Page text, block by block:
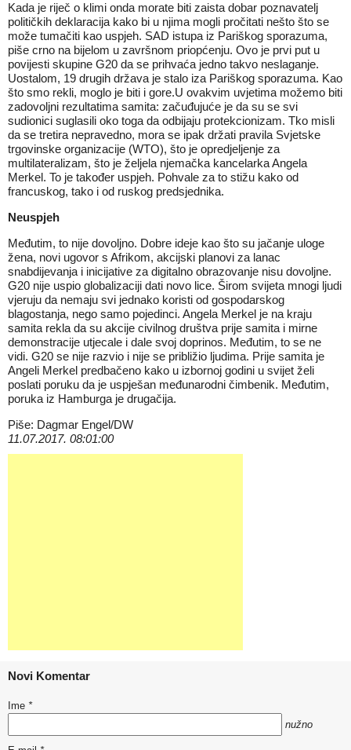
Kada je riječ o klimi onda morate biti zaista dobar poznavatelj
političkih deklaracija kako bi u njima mogli pročitati nešto što se
može tumačiti kao uspjeh. SAD istupa iz Pariškog sporazuma,
piše crno na bijelom u završnom priopćenju. Ovo je prvi put u
povijesti skupine G20 da se prihvaća jedno takvo neslaganje.
Uostalom, 19 drugih država je stalo iza Pariškog sporazuma. Kao
što smo rekli, moglo je biti i gore.U ovakvim uvjetima možemo biti
zadovoljni rezultatima samita: začuđujuće je da su se svi
sudionici suglasili oko toga da odbijaju protekcionizam. Tko misli
da se tretira nepravedno, mora se ipak držati pravila Svjetske
trgovinske organizacije (WTO), što je opredjeljenje za
multilateralizam, što je željela njemačka kancelarka Angela
Merkel. To je također uspjeh. Pohvale za to stižu kako od
francuskog, tako i od ruskog predsjednika.
Neuspjeh
Međutim, to nije dovoljno. Dobre ideje kao što su jačanje uloge
žena, novi ugovor s Afrikom, akcijski planovi za lanac
snabdijevanja i inicijative za digitalno obrazovanje nisu dovoljne.
G20 nije uspio globalizaciji dati novo lice. Širom svijeta mnogi ljudi
vjeruju da nemaju svi jednako koristi od gospodarskog
blagostanja, nego samo pojedinci. Angela Merkel je na kraju
samita rekla da su akcije civilnog društva prije samita i mirne
demonstracije utjecale i dale svoj doprinos. Međutim, to se ne
vidi. G20 se nije razvio i nije se približio ljudima. Prije samita je
Angeli Merkel predbačeno kako u izbornoj godini u svijet želi
poslati poruku da je uspješan međunarodni čimbenik. Međutim,
poruka iz Hamburga je drugačija.
Piše: Dagmar Engel/DW
11.07.2017. 08:01:00
Novi Komentar
Ime *
nužno